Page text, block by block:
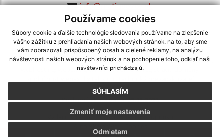
Používame cookies
Súbory cookie a ďalšie technológie sledovania používame na zlepšenie
vášho zážitku z prehliadania našich webových stránok, na to, aby sme
vám zobrazovali prispôsobený obsah a cielené reklamy, na analýzu
návštevnosti našich webových stránok a na pochopenie toho, odkiaľ naši
návštevníci prichádzajú.
SÚHLASÍM
Odmietam
Zmeniť moje nastavenia
info@matiasovce.sk
využite možnosť získavania aktuálnych informácií s využitím RSS
CMS systém (redakčný) systém ECHELON 2,Mapa stránok,web portál
webex.digital, s.r.o.,domény,registrácia domény
Posledná aktualizácia:05.08.2026
Vytlačiť stránku|Vyhlásenie o prístupnosti